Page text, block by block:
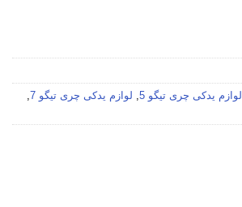
لوازم یدکی چری تیگو 5 , لوازم یدکی چری تیگو 7
,